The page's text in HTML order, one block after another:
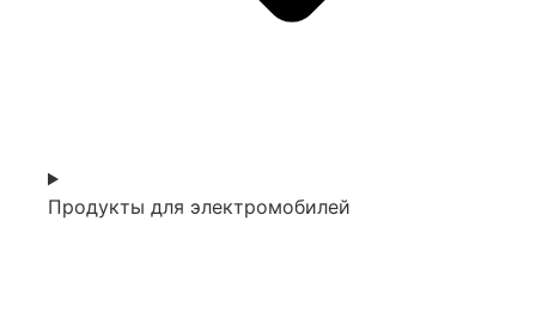
Продукты для электромобилей